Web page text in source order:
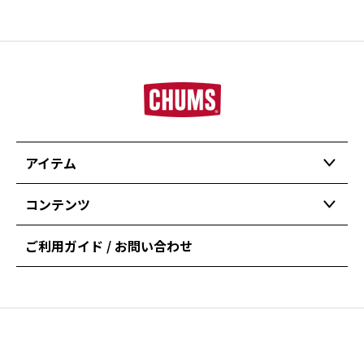
アイテム
コンテンツ
ご利用ガイド / お問い合わせ